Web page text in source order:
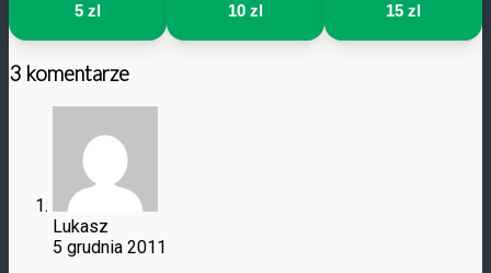
5 zl 10 zl 15 zl
3 komentarze
Lukasz
5 grudnia 2011